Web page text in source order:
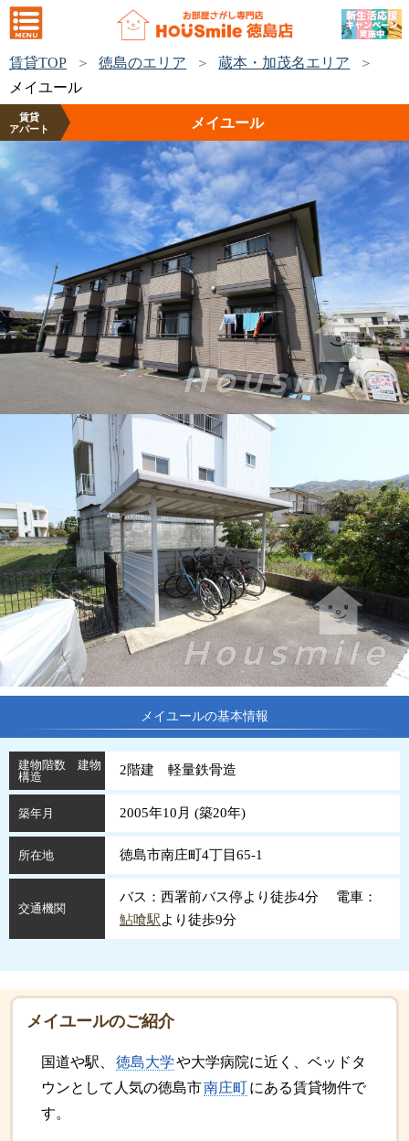
賃貸TOP 徳島のエリア
蔵本・加茂名エリア
メイユール
賃貸
アパート
メイユール
メイユールの基本情報
建物階数 建物
構造
2階建 軽量鉄骨造
築年月 2005年10月 (築20年)
所在地 徳島市南庄町4丁目65-1
交通機関
バス：西署前バス停より徒歩4分 電車：
鮎喰駅より徒歩9分
メイユールのご紹介
国道や駅、 徳島大学や大学病院に近く、ベッドタ
ウンとして人気の徳島市南庄町にある賃貸物件で
す。